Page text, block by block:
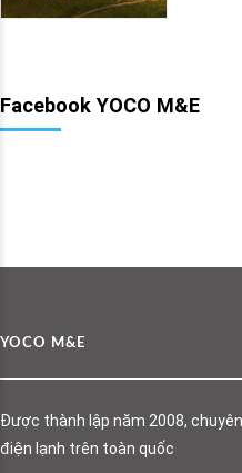
Facebook YOCO M&E
YOCO M&E
Được thành lập năm 2008,
điện lạnh trên toàn quốc